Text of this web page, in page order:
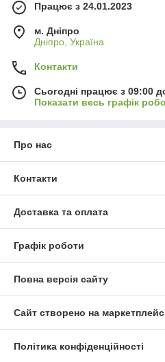
Працює з 24.01.2023
м. Дніпро
Дніпро, Україна
Контакти
Сьогодні працює з 09:00
Показати весь графік
Про нас
Контакти
Доставка та оплата
Графік роботи
Повна версія сайту
Сайт створено на
Політика конфіденційності